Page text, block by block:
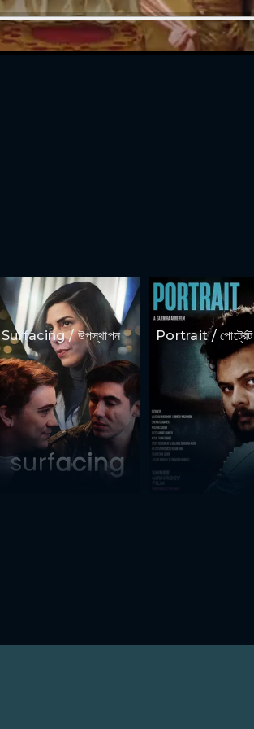
Surfacing / উপস্থাপন Portrait / পোর্ট্রেট